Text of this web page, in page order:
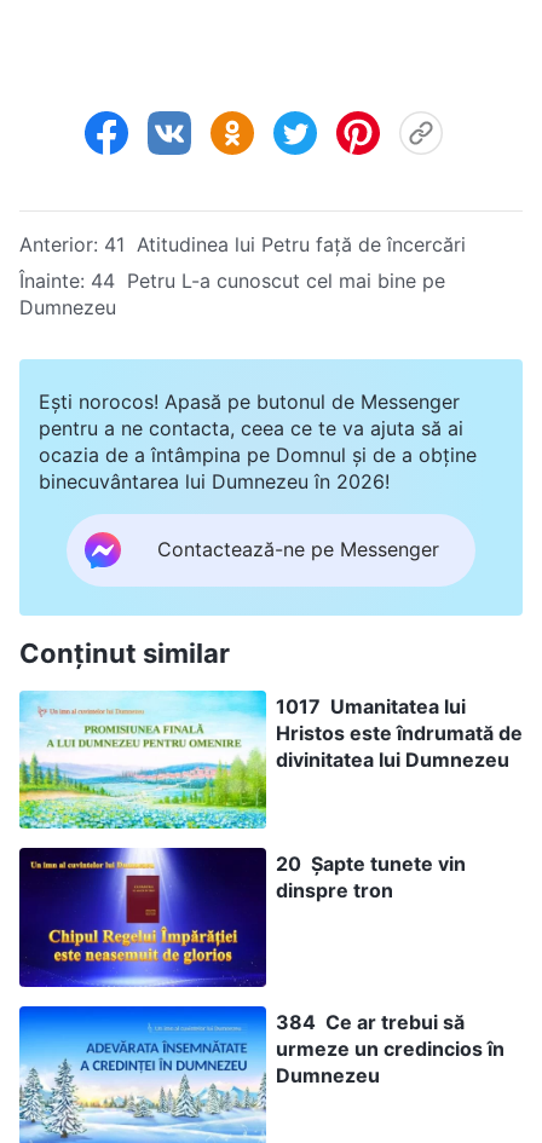
Anterior: 41 Atitudinea lui Petru față de încercări
Înainte: 44 Petru L-a cunoscut cel mai bine pe
Dumnezeu
Ești norocos! Apasă pe butonul de Messenger
pentru a ne contacta, ceea ce te va ajuta să ai
ocazia de a întâmpina pe Domnul și de a obține
binecuvântarea lui Dumnezeu în 2026!
Contactează-ne pe Messenger
Conținut similar
1017 Umanitatea lui
Hristos este îndrumată de
divinitatea lui Dumnezeu
20 Șapte tunete vin
dinspre tron
384 Ce ar trebui să
urmeze un credincios în
Dumnezeu